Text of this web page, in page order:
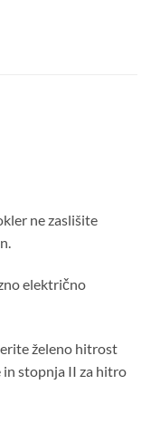
ne zaslišite
električno
želeno hitrost
in stopnja II za hitro